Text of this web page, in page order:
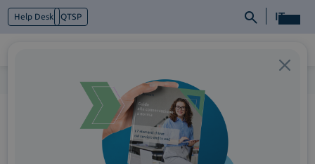
Help Desk QTSP IT
Cosa facciamo
5_Accordion_SupplyChain